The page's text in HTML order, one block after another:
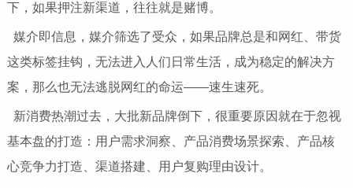
下，如果押注新渠道，往往就是赌博。
媒介即信息，媒介筛选了受众，如果品牌总是和网红、带货
这类标签挂钩，无法进入人们日常生活，成为稳定的解决方
案，那么也无法逃脱网红的命运——速生速死。
新消费热潮过去，大批新品牌倒下，很重要原因就在于忽视
基本盘的打造：用户需求洞察、产品消费场景探索、产品核
心竞争力打造、渠道搭建、用户复购理由设计。